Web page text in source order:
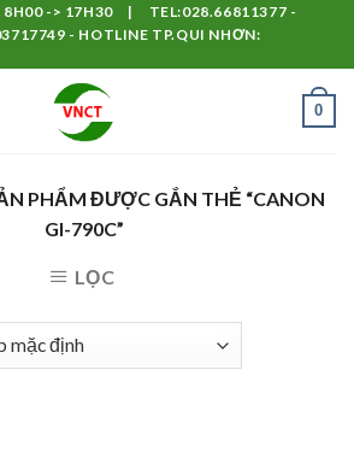
8H00 -> 17H30 | TEL:028.66811377 -
- HOTLINE TP.QUI NHƠN:
0
PHẨM ĐƯỢC GẮN THẺ “CANON
GI-790C”
LỌC